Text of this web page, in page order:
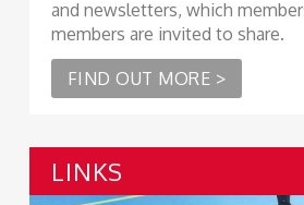
and newsletters, which
members are invited to share.
FIND OUT MORE >
LINKS